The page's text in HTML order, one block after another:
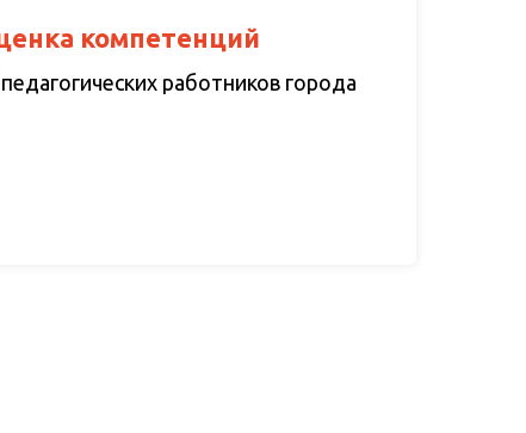
компетенций
работников города